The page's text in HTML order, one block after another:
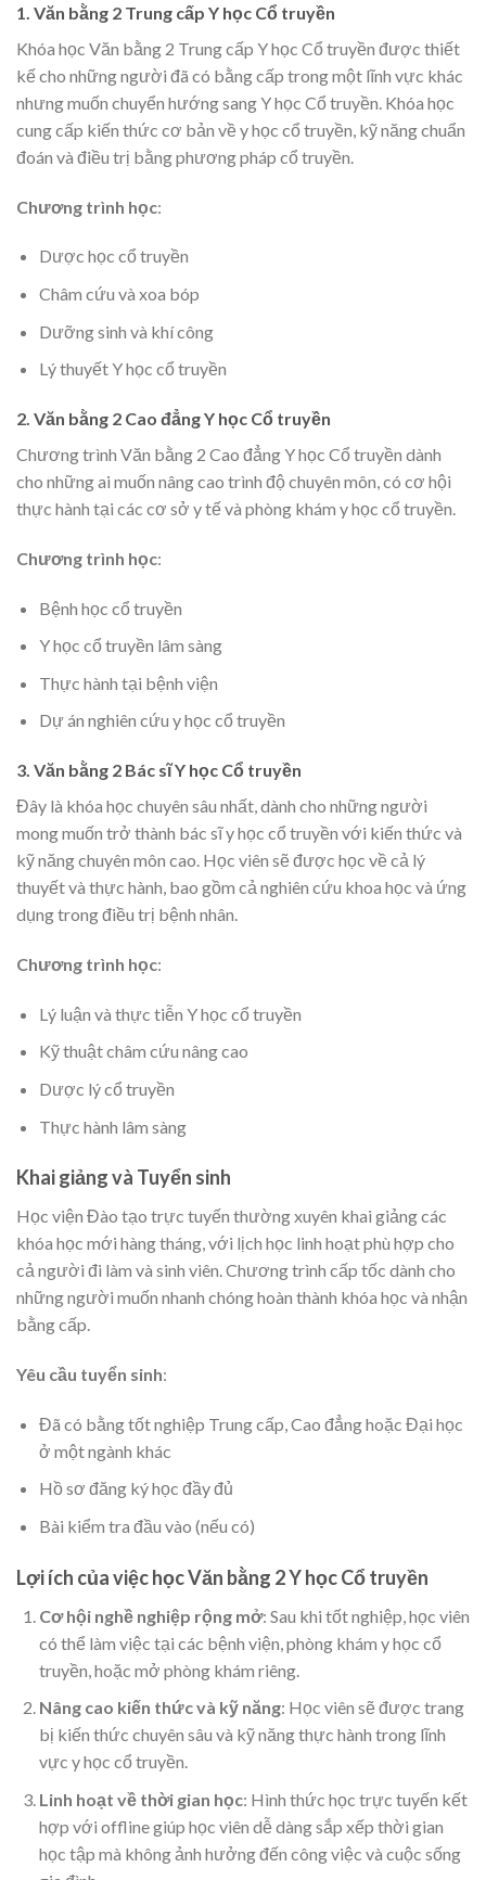
1. Văn bằng 2 Trung cấp Y học Cổ truyền
Khóa học Văn bằng 2 Trung cấp Y học Cổ truyền được thiết
kế cho những người đã có bằng cấp trong một lĩnh vực khác
nhưng muốn chuyển hướng sang Y học Cổ truyền. Khóa học
cung cấp kiến thức cơ bản về y học cổ truyền, kỹ năng chuẩn
đoán và điều trị bằng phương pháp cổ truyền.
Chương trình học:
Dược học cổ truyền
Châm cứu và xoa bóp
Dưỡng sinh và khí công
Lý thuyết Y học cổ truyền
2. Văn bằng 2 Cao đẳng Y học Cổ truyền
Chương trình Văn bằng 2 Cao đẳng Y học Cổ truyền dành
cho những ai muốn nâng cao trình độ chuyên môn, có cơ hội
thực hành tại các cơ sở y tế và phòng khám y học cổ truyền.
Chương trình học:
Bệnh học cổ truyền
Y học cổ truyền lâm sàng
Thực hành tại bệnh viện
Dự án nghiên cứu y học cổ truyền
3. Văn bằng 2 Bác sĩ Y học Cổ truyền
Đây là khóa học chuyên sâu nhất, dành cho những người
mong muốn trở thành bác sĩ y học cổ truyền với kiến thức và
kỹ năng chuyên môn cao. Học viên sẽ được học về cả lý
thuyết và thực hành, bao gồm cả nghiên cứu khoa học và ứng
dụng trong điều trị bệnh nhân.
Chương trình học:
Lý luận và thực tiễn Y học cổ truyền
Kỹ thuật châm cứu nâng cao
Dược lý cổ truyền
Thực hành lâm sàng
Khai giảng và Tuyển sinh
Học viện Đào tạo trực tuyến thường xuyên khai giảng các
khóa học mới hàng tháng, với lịch học linh hoạt phù hợp cho
cả người đi làm và sinh viên. Chương trình cấp tốc dành cho
những người muốn nhanh chóng hoàn thành khóa học và nhận
bằng cấp.
Yêu cầu tuyển sinh:
Đã có bằng tốt nghiệp Trung cấp, Cao đẳng hoặc Đại học
ở một ngành khác
Hồ sơ đăng ký học đầy đủ
Bài kiểm tra đầu vào (nếu có)
Lợi ích của việc học Văn bằng 2 Y học Cổ truyền
Cơ hội nghề nghiệp rộng mở: Sau khi tốt nghiệp, học viên
có thể làm việc tại các bệnh viện, phòng khám y học cổ
truyền, hoặc mở phòng khám riêng.
Nâng cao kiến thức và kỹ năng: Học viên sẽ được trang
bị kiến thức chuyên sâu và kỹ năng thực hành trong lĩnh
vực y học cổ truyền.
Linh hoạt về thời gian học: Hình thức học trực tuyến kết
hợp với offline giúp học viên dễ dàng sắp xếp thời gian
học tập mà không ảnh hưởng đến công việc và cuộc sống